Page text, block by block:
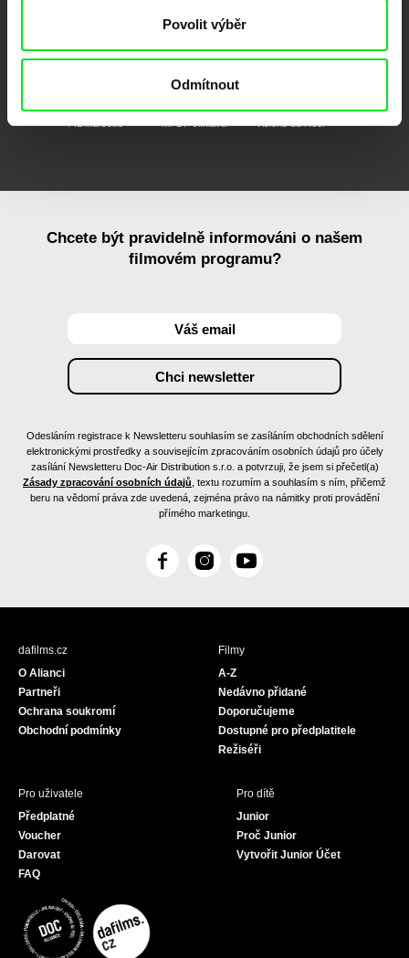
Povolit výběr
Odmítnout
FIDMarseille MFDF Ji.hlava Visions du Réel
Chcete být pravidelně informováni o našem
filmovém programu?
Odesláním registrace k Newsletteru souhlasím se zasíláním obchodních sdělení
elektronickými prostředky a souvisejícím zpracováním osobních údajů pro účely
zasílání Newsletteru Doc-Air Distribution s.r.o. a potvrzuji, že jsem si přečetl(a)
Zásady zpracování osobních údajů , textu rozumím a souhlasím s ním, přičemž
beru na vědomí práva zde uvedená, zejména právo na námitky proti provádění
přímého marketingu.
F
c
I
s
Y
u
dafilms.cz
O Alianci
Partneři
Ochrana soukromí
Obchodní podmínky
Filmy
A-Z
Nedávno přidané
Doporučujeme
Dostupné pro předplatitele
Režiséři
Pro uživatele
Předplatné
Voucher
Darovat
FAQ
Pro dítě
Junior
Proč Junior
Vytvořit Junior Účet